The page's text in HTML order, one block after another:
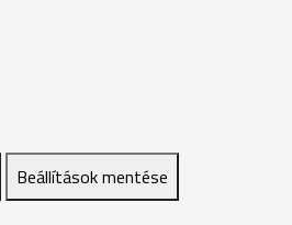
Beállítások mentése